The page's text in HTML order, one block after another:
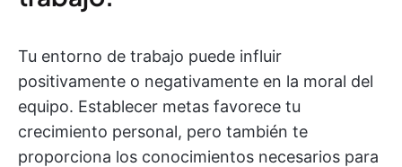
Tu entorno de trabajo puede influir
positivamente o negativamente en la moral del
equipo. Establecer metas favorece tu
crecimiento personal, pero también te
proporciona los conocimientos necesarios para